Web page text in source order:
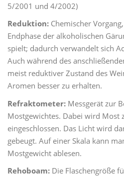
5/2001 und 4/2002)
Reduktion: Chemischer
Endphase der alkoholischen
spielt; dadurch verwandelt sich
Auch während des
meist reduktiver Zustand des
Aromen besser zu erhalten.
Refraktometer: Messgerät zur
Mostgewichtes. Dabei wird Most
eingeschlossen. Das Licht wird
gebeugt. Auf einer Skala kann
Mostgewicht ablesen.
Rehoboam: Die Flaschengröße